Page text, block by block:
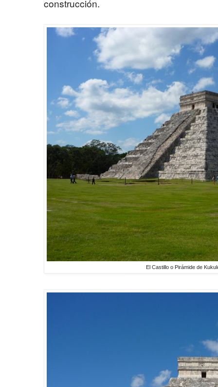
construcción.
El Castillo o Pirámide de